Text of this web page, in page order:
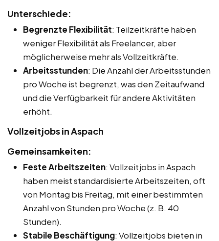
Unterschiede:
Begrenzte Flexibilität: Teilzeitkräfte haben
weniger Flexibilität als Freelancer, aber
möglicherweise mehr als Vollzeitkräfte.
Arbeitsstunden: Die Anzahl der Arbeitsstunden
pro Woche ist begrenzt, was den Zeitaufwand
und die Verfügbarkeit für andere Aktivitäten
erhöht.
Vollzeitjobs in Aspach
Gemeinsamkeiten:
Feste Arbeitszeiten: Vollzeitjobs in Aspach
haben meist standardisierte Arbeitszeiten, oft
von Montag bis Freitag, mit einer bestimmten
Anzahl von Stunden pro Woche (z. B. 40
Stunden).
Stabile Beschäftigung: Vollzeitjobs bieten in